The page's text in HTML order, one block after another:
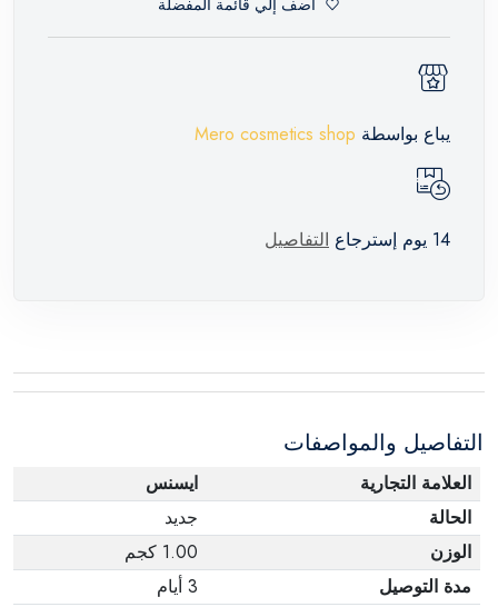
يباع بواسطة Mero cosmetics shop
14 يوم إسترجاع التفاصيل
التفاصيل والمواصفات
العلامة التجارية
ايسنس
الحالة
جديد
الوزن
1.00 كجم
مدة التوصيل
3 أيام